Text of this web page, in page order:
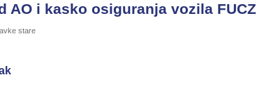
AO i kasko osiguranja vozila FUCZ
stare